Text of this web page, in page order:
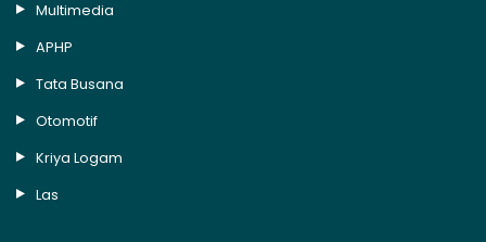
Multimedia
APHP
Tata Busana
Otomotif
Kriya Logam
Las